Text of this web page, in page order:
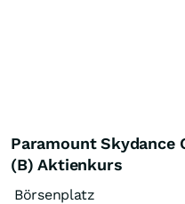
Paramount Skydance
(B) Aktienkurs
Börsenplatz